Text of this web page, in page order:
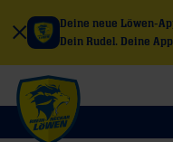
Deine neue Löwen-
Dein Rudel. Deine